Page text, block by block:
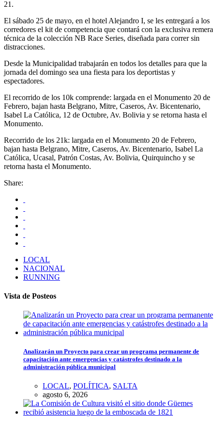
21.
El sábado 25 de mayo, en el hotel Alejandro I, se les entregará a los
corredores el kit de competencia que contará con la exclusiva remera
técnica de la colección NB Race Series, diseñada para correr sin
distracciones.
Desde la Municipalidad trabajarán en todos los detalles para que la
jornada del domingo sea una fiesta para los deportistas y
espectadores.
El recorrido de los 10k comprende: largada en el Monumento 20 de
Febrero, bajan hasta Belgrano, Mitre, Caseros, Av. Bicentenario,
Isabel La Católica, 12 de Octubre, Av. Bolivia y se retorna hasta el
Monumento.
Recorrido de los 21k: largada en el Monumento 20 de Febrero,
bajan hasta Belgrano, Mitre, Caseros, Av. Bicentenario, Isabel La
Católica, Ucasal, Patrón Costas, Av. Bolivia, Quirquincho y se
retorna hasta el Monumento.
Share:
LOCAL
NACIONAL
RUNNING
Vista de Posteos
Analizarán un Proyecto para crear un programa permanente de
capacitación ante emergencias y catástrofes destinado a la
administración pública municipal
LOCAL, POLÍTICA, SALTA
agosto 6, 2026